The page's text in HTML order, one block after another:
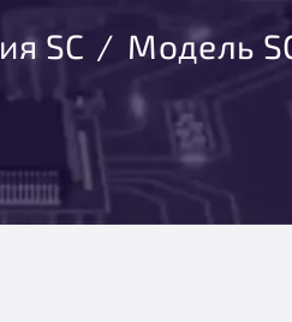
SC Модель